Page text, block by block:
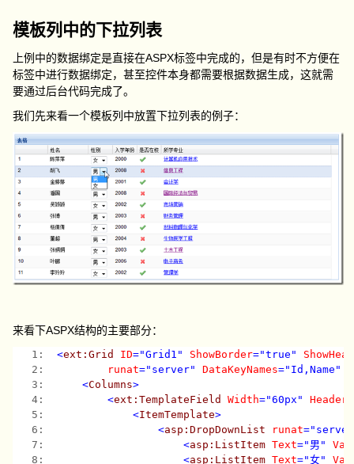
模板列中的下拉列表
上例中的数据绑定是直接在ASPX标签中完成的，但是有时不方便在
标签中进行数据绑定，甚至控件本身都需要根据数据生成，这就需
要通过后台代码完成了。
我们先来看一个模板列中放置下拉列表的例子：
来看下ASPX结构的主要部分：
   1:
<ext:Grid ID="Grid1" ShowBorder="true"
   2:
runat="server" DataKeyNames="Id,Name"
   3:
<Columns>
   4:
<ext:TemplateField Width="60px"
   5:
<ItemTemplate>
   6:
<asp:DropDownList runat
   7:
<asp:ListItem Text="男"
   8:
<asp:ListItem Text="女"